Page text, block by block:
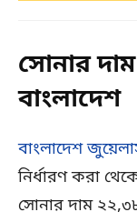
সোনার
বাংলাদেশ
বাংলাদেশ
নির্ধারণ করা
সোনার দাম